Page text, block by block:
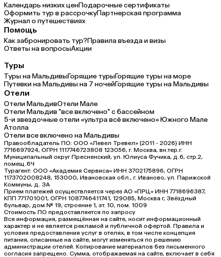
Календарь низких ценПодарочные сертификаты
Оформить тур в рассрочкуПартнерская программа
Журнал о путешествиях
Помощь
Как забронировать тур?Правила въезда и визы
Ответы на вопросыАкции
Туры
Туры на МальдивыГорящие турыГорящие туры на море
Путевки на Мальдивы на 7 ночейГорящие туры на Мальдивы
Отели
Отели МальдивОтели Мале
Отели Мальдив "все включено" с бассейном
5-и звездочные отели «ультра всё включено» Южного Мале
Атолла
Отели все включено на Мальдивы
Правообладатель ПО: ООО «Левел Тревел» (2011 - 2026) ИНН
7716697924, ОГРН 1117746723808 123056, г. Москва, вн.тер.г.
Муниципальный округ Пресненский, ул. Юлиуса Фучика, д.6, стр.2,
помещ.6Ч
Турагент: ООО «Академия Сервиса» ИНН 3702175896, ОГРН
1173702008248, 153000, Ивановская обл., г. Иваново, ул. Парижской
Коммуны, д. ЗА
Прием платежей осуществляется через АО «ПРЦ» ИНН 7718696387,
КПП 771701001, ОГРН 1087746411741, 129085, Москва г, Звёздный
бульвар, дом № 19, строение 1, эт. 10, пом. 1009
Стоимость ПО предоставляется по запросу
Вся информация, размещённая на сайте, носит информационный
характер и не является рекламой и публичной офертой. Правила и
условия предоставления услуг в отелях, в том числе концепция
питания, описанные на сайте, могут изменяться по решению
администрации отелей. Копирование материалов без письменного
согласия запрещено. Сумма, отображаемая на сайте, включает в себя